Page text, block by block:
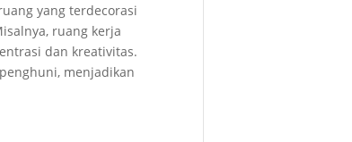
yang terdecorasi
ruang kerja
dan kreativitas.
menjadikan